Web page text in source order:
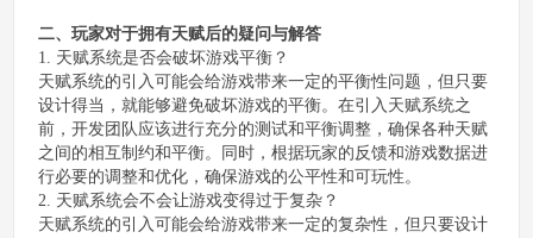
二、玩家对于拥有天赋后的疑问与解答
1. 天赋系统是否会破坏游戏平衡？
天赋系统的引入可能会给游戏带来一定的平衡性问题，但只要
设计得当，就能够避免破坏游戏的平衡。在引入天赋系统之
前，开发团队应该进行充分的测试和平衡调整，确保各种天赋
之间的相互制约和平衡。同时，根据玩家的反馈和游戏数据进
行必要的调整和优化，确保游戏的公平性和可玩性。
2. 天赋系统会不会让游戏变得过于复杂？
天赋系统的引入可能会给游戏带来一定的复杂性，但只要设计